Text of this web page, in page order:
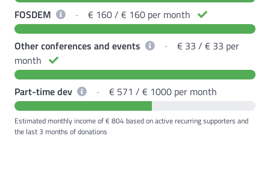
FOSDEM ‐ € 160 / € 160 per month
Other conferences and events ‐
€ 33 / € 33 per
month
Part-time dev ‐ € 571 / € 1000 per month
Estimated monthly income of € 804 based on active recurring supporters and
the last 3 months of donations